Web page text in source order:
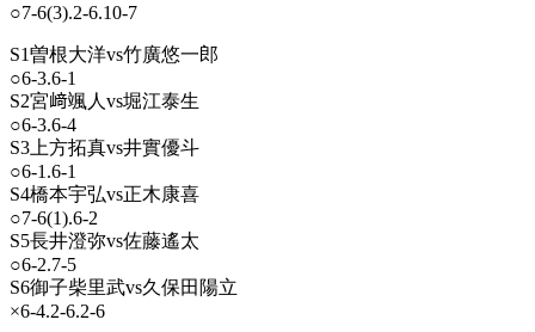
○7-6(3).2-6.10-7
S1曽根大洋vs竹廣悠一郎
○6-3.6-1
S2宮﨑颯人vs堀江泰生
○6-3.6-4
S3上方拓真vs井實優斗
○6-1.6-1
S4橋本宇弘vs正木康喜
○7-6(1).6-2
S5長井澄弥vs佐藤遙太
○6-2.7-5
S6御子柴里武vs久保田陽立
×6-4.2-6.2-6